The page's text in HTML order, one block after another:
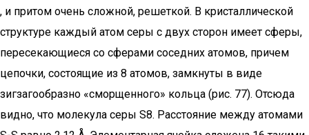
, и притом очень сложной, решеткой. В кристаллической
структуре каждый атом серы с двух сторон имеет сферы,
пересекающиеся со сферами соседних атомов, причем
цепочки, состоящие из 8 атомов, замкнуты в виде
зигзагообразно «сморщенного» кольца (рис. 77). Отсюда
видно, что молекула серы S8. Расстояние между атомами